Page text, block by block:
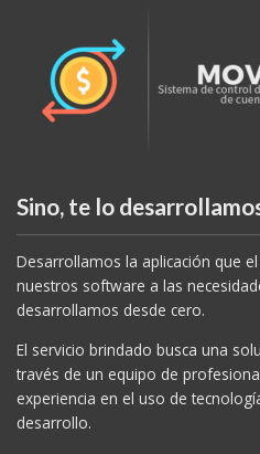
Desarrollamos la aplicación que
desarrollamos desde cero.
El servicio brindado busca una
experiencia en el uso de
desarrollo.
Empleamos nuestra experiencia,